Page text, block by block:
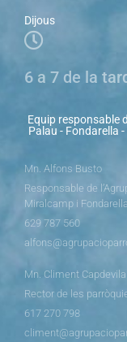
Dijous
6 a 7 de la
Equip responsable
Palau - Fondarella
Mn. Alfons Busto
Responsable de
Miralcamp i Fondarella
629 787 560
Mn. Climent Capdevila
Rector de les
617 270 798